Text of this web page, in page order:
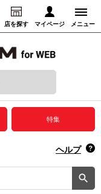
店を探す マイページ メニュー
録音からさがす
特集
ヘルプ